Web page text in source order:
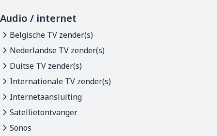
Audio / internet
Belgische TV zender(s)
Nederlandse TV zender(s)
Duitse TV zender(s)
Internationale TV zender(s)
Internetaansluiting
Satellietontvanger
Sonos